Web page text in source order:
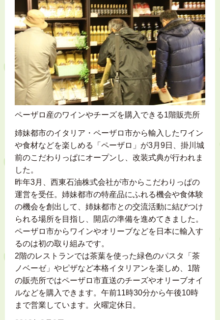
ペーザロ産のワインやチーズを購入できる1階販売所
姉妹都市のイタリア・ペーザロ市から輸入したワイン
や食材などを楽しめる「ペーザロ」が3月9日、掛川城
前のこだわりっぱにオープンし、改装式典が行われま
した。
昨年3月、西東石油株式会社が市からこだわりっぱの
運営を受任。姉妹都市の特産品にふれる機会や食体験
の機会を創出して、姉妹都市との交流活動に結びつけ
られる場所を目指し、開店の準備を進めてきました。
ペーザロ市からワインやオリーブなどを日本に輸入す
るのは初の取り組みです。
2階のレストランでは茶葉を使った緑色のパスタ「茶
ノベーゼ」やピザなど本格イタリアンを楽しめ、1階
の販売所ではペーザロ市直送のチーズやオリーブオイ
ルなどを購入できます。午前11時30分から午後10時
まで営業しています。火曜定休日。